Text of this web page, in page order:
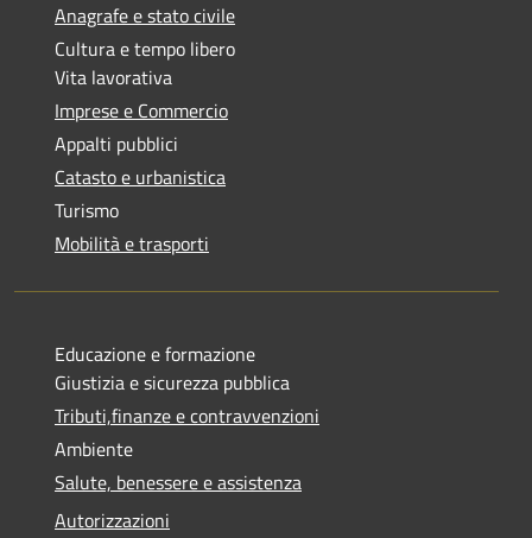
Anagrafe e stato civile
Cultura e tempo libero
Vita lavorativa
Imprese e Commercio
Appalti pubblici
Catasto e urbanistica
Turismo
Mobilità e trasporti
Educazione e formazione
Giustizia e sicurezza pubblica
Tributi,finanze e contravvenzioni
Ambiente
Salute, benessere e assistenza
Autorizzazioni